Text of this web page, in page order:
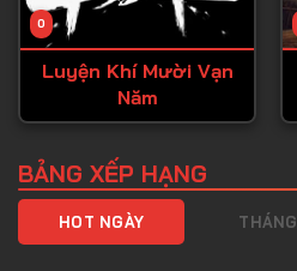
Tập 47
Tập 49
0
Luyện Khí Mười Vạn
Năm
BẢNG XẾP HẠNG
HOT NGÀY THÁNG